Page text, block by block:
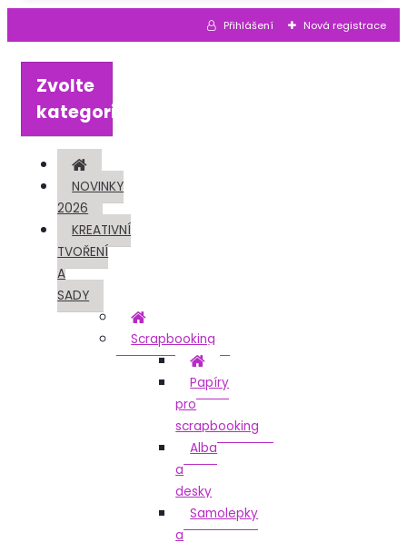
Přihlášení Nová registrace
Zvolte
kategorii
NOVINKY
2026
KREATIVNÍ
TVOŘENÍ
A
SADY
Scrapbooking
Papíry
pro
scrapbooking
Alba
a
desky
Samolepky
a